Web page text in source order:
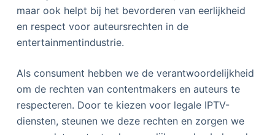
maar ook helpt bij het bevorderen van eerlijkheid
en respect voor auteursrechten in de
entertainmentindustrie.
Als consument hebben we de verantwoordelijkheid
om de rechten van contentmakers en auteurs te
respecteren. Door te kiezen voor legale IPTV-
diensten, steunen we deze rechten en zorgen we